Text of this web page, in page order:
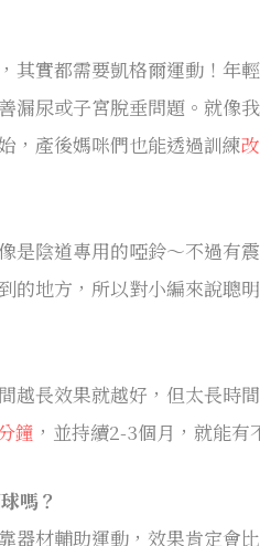
其實都需要凱格爾運動！年
漏尿或子宮脫垂問題。就像
，產後媽咪們也能透過訓練
是陰道專用的啞鈴～不過有
的地方，所以對小編來說聰
越長效果就越好，但太長時
鐘 ，並持續2-3個月，就能有
嗎？
器材輔助運動，效果肯定會